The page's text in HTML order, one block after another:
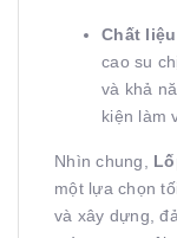
Chất
cao su
và khả
kiện làm
Nhìn chung,
một lựa chọn
và xây dựng,